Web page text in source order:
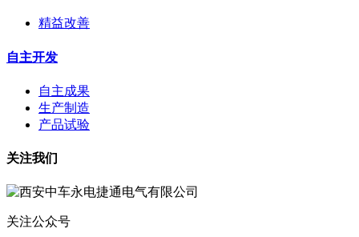
精益改善
自主开发
自主成果
生产制造
产品试验
关注我们
关注公众号